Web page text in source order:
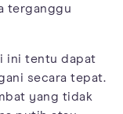
terganggu
ini tentu dapat
secara tepat.
yang tidak